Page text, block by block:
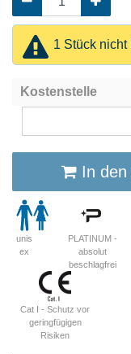
1 Stück
Kostenstelle
In den
unis
ex
PLATINUM -
absolut
beschlagfrei
Cat I - Schutz vor
geringfügigen
Risiken